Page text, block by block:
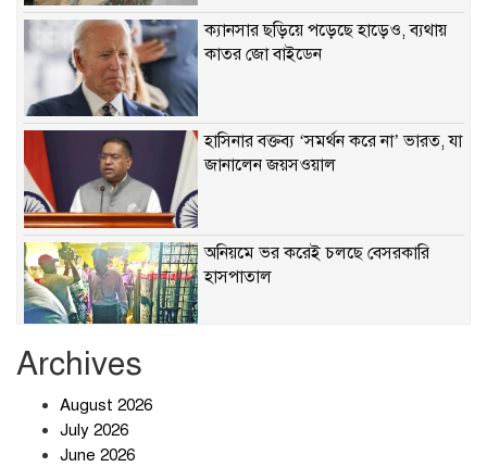
ক্যানসার ছড়িয়ে পড়েছে হাড়েও, ব্যথায়
কাতর জো বাইডেন
হাসিনার বক্তব্য ‘সমর্থন করে না’ ভারত, যা
জানালেন জয়সওয়াল
অনিয়মে ভর করেই চলছে বেসরকারি
হাসপাতাল
Archives
August 2026
July 2026
June 2026